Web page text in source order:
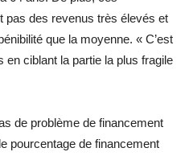
pas des revenus très élevés et
que la moyenne. « C’est
en ciblant la partie la plus fragile
de problème de financement
pourcentage de financement